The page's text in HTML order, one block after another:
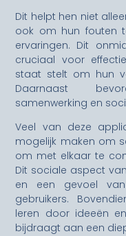
Dit helpt hen niet
ook om hun fouten
ervaringen. Dit
cruciaal voor
staat stelt om hun
Daarnaast
samenwerking en
Veel van deze
mogelijk maken om
om met elkaar te
Dit sociale aspect
en een gevoel
gebruikers.
leren door ideeën
bijdraagt aan een